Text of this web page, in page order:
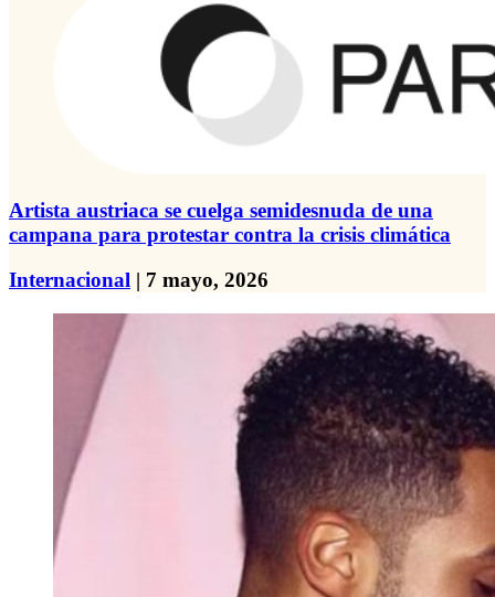
Artista austriaca se cuelga semidesnuda de una
campana para protestar contra la crisis climática
Internacional | 7 mayo, 2026